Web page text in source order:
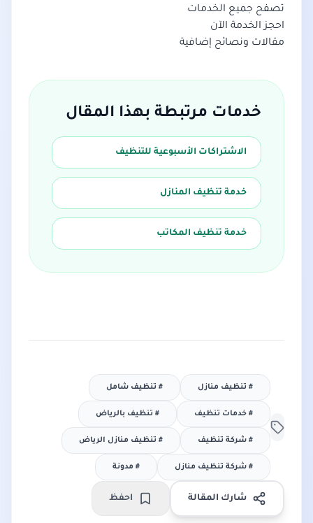
تصفح جميع الخدمات
احجز الخدمة الآن
مقالات ونصائح إضافية
خدمات مرتبطة بهذا المقال
الاشتراكات الأسبوعية للتنظيف
خدمة تنظيف المنازل
خدمة تنظيف المكاتب
# تنظيف منازل # تنظيف شامل
# خدمات تنظيف # تنظيف بالرياض
# شركة تنظيف # تنظيف منازل الرياض
# شركة تنظيف منازل # مدونة
شارك المقالة احفظ